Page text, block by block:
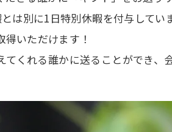
は別に1日特別休暇を付与してい
いただけます！
てくれる誰かに送ることができ